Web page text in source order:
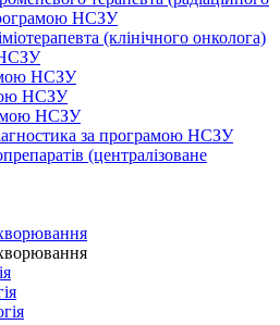
НСЗУ
(клінічного онколога)
НСЗУ
НСЗУ
НСЗУ
за програмою НСЗУ
(централізоване